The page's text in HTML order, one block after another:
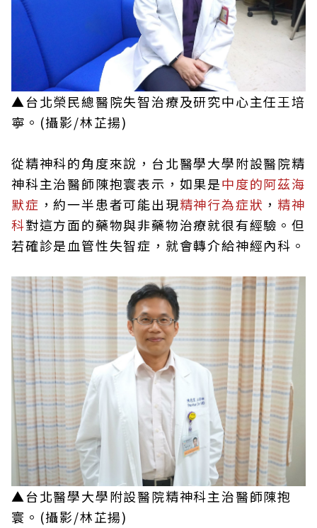
▲台北榮民總醫院失智治療及研究中心主任王培
寧。(攝影/林芷揚)
從精神科的角度來說，台北醫學大學附設醫院精
神科主治醫師陳抱寰表示，如果是中度的阿茲海
默症 ，約一半患者可能出現精神行為症狀 ， 精神
科對這方面的藥物與非藥物治療就很有經驗。但
若確診是血管性失智症，就會轉介給神經內科。
▲台北醫學大學附設醫院精神科主治醫師陳抱
寰。(攝影/林芷揚)